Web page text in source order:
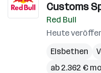
Customs
Red Bull
Heute
Elsbethen
ab 2.362 €